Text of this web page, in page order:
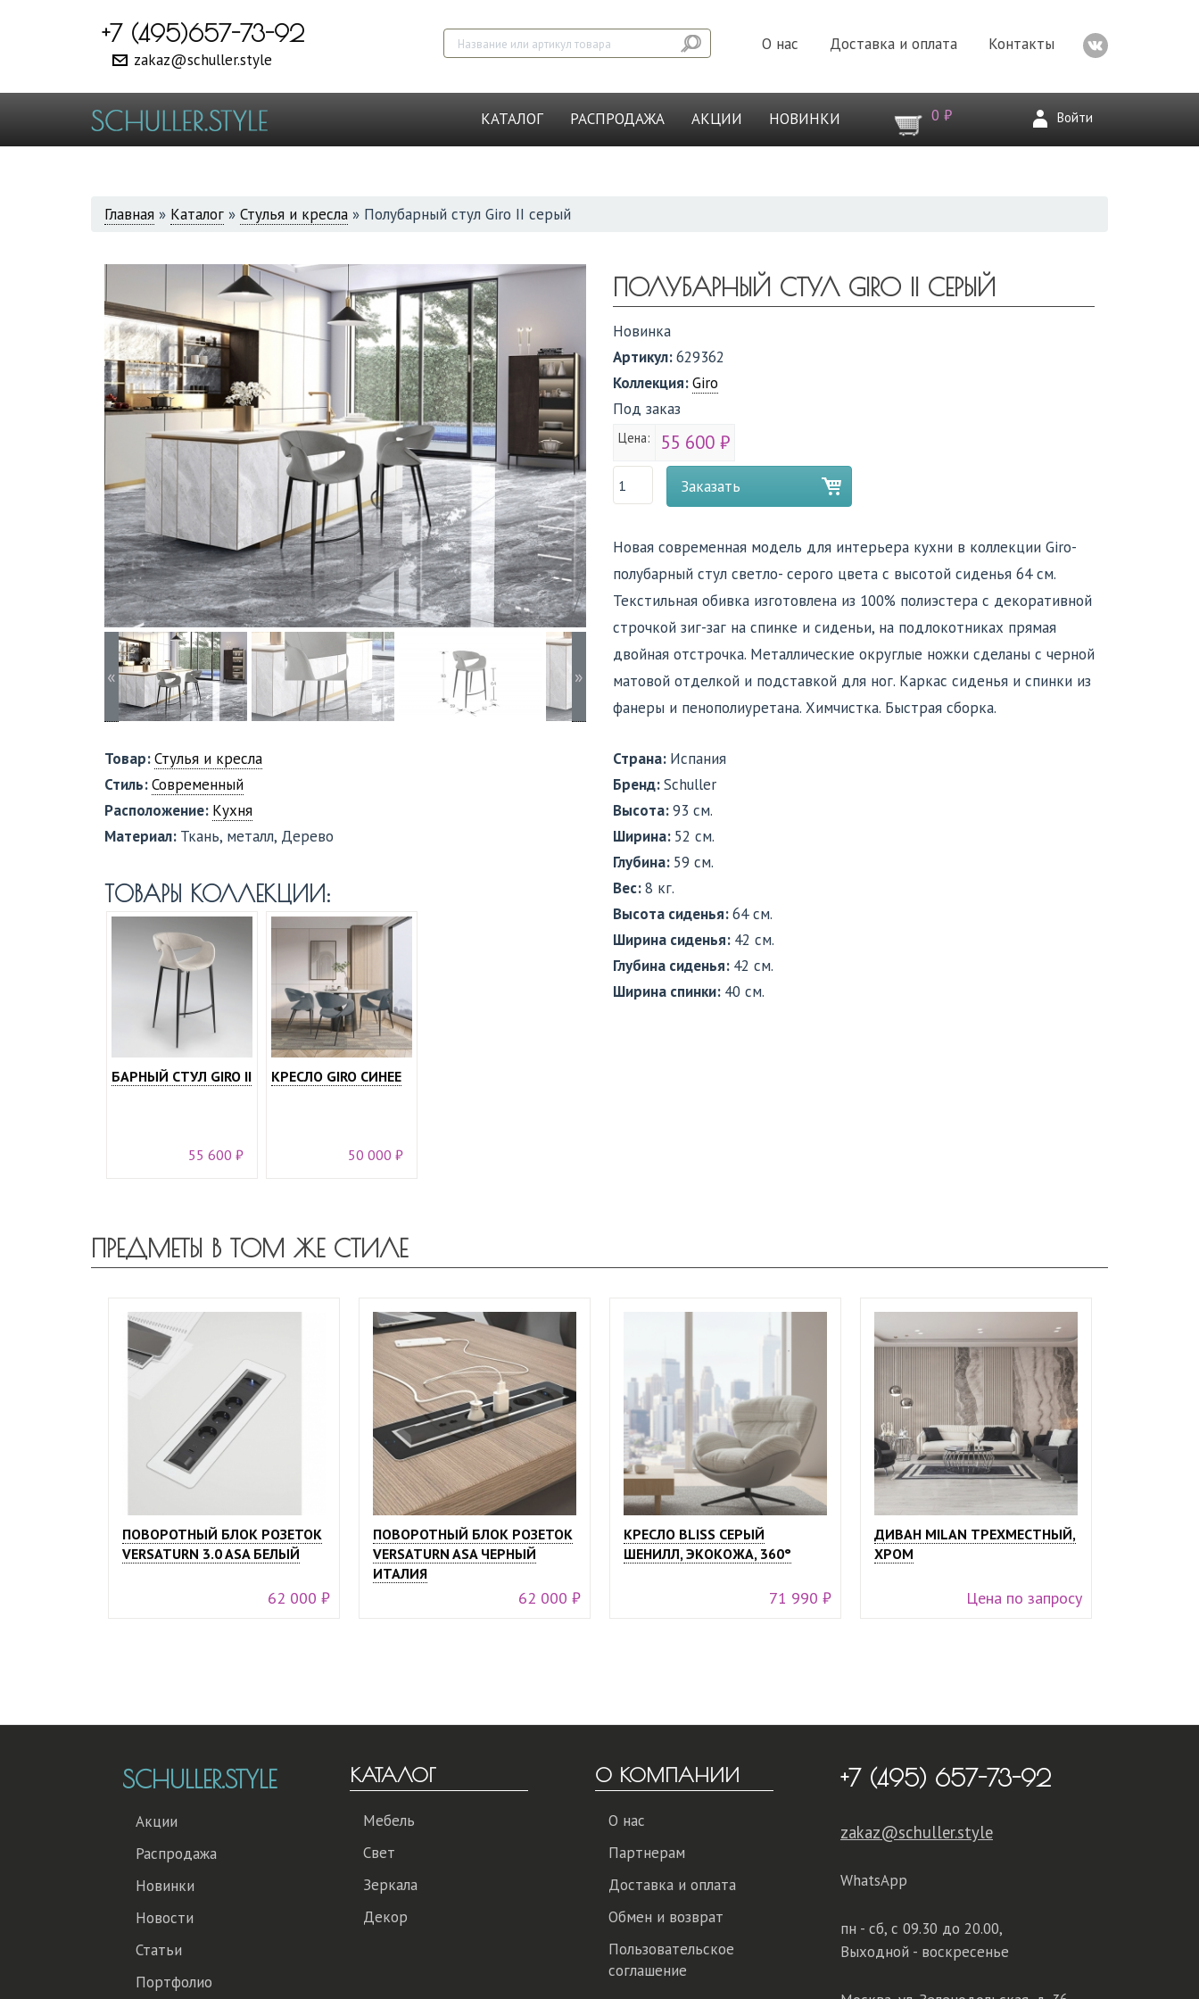
+7 (495)657-73-92
zakaz@schuller.style
О нас Доставка и оплата Контакты
КАТАЛОГ РАСПРОДАЖА АКЦИИ НОВИНКИ 0 ₽ Войти
ВЫ
Главная » Каталог » Стулья и кресла » Полубарный стул Giro II серый
« »
Товар:Стулья и кресла
Стиль:Современный
Расположение: Кухня
Материал: Ткань, металл, Дерево
ТОВАРЫ КОЛЛЕКЦИИ:
БАРНЫЙ СТУЛ GIRO II
55 600 ₽
КРЕСЛО GIRO СИНЕЕ
50 000 ₽
ПОЛУБАРНЫЙ СТУЛ GIRO II СЕРЫЙ
Новинка
Артикул:629362
Коллекция:Giro
Под заказ
Цена: 55 600 ₽
Заказать
Новая современная модель для интерьера кухни в коллекции Giro-
полубарный стул светло- серого цвета с высотой сиденья 64 см.
Текстильная обивка изготовлена из 100% полиэстера с декоративной
строчкой зиг-заг на спинке и сиденьи, на подлокотниках прямая
двойная отстрочка. Металлические округлые ножки сделаны с черной
матовой отделкой и подставкой для ног. Каркас сиденья и спинки из
фанеры и пенополиуретана. Химчистка. Быстрая сборка.
Страна: Испания
Бренд:Schuller
Высота:93 см.
Ширина: 52 см.
Глубина: 59 см.
Вес:8 кг.
Высота сиденья:64 см.
Ширина сиденья: 42 см.
Глубина сиденья: 42 см.
Ширина спинки: 40 см.
ПРЕДМЕТЫ В ТОМ ЖЕ СТИЛЕ
ПОВОРОТНЫЙ БЛОК РОЗЕТОК
VERSATURN 3.0 ASA БЕЛЫЙ
62 000 ₽
ПОВОРОТНЫЙ БЛОК РОЗЕТОК
VERSATURN ASA ЧЕРНЫЙ
ИТАЛИЯ
62 000 ₽
КРЕСЛО BLISS СЕРЫЙ
ШЕНИЛЛ, ЭКОКОЖА, 360°
71 990 ₽
ДИВАН MILAN ТРЕХМЕСТНЫЙ,
ХРОМ
Цена по запросу
SCHULLER.STYLE
Акции
Распродажа
Новинки
Новости
Статьи
Портфолио
КАТАЛОГ
Мебель
Свет
Зеркала
Декор
О КОМПАНИИ
О нас
Партнерам
Доставка и оплата
Обмен и возврат
Пользовательское
соглашение
+7 (495) 657-73-92
zakaz@schuller.style
WhatsApp
пн - сб, с 09.30 до 20.00,
Выходной - воскресенье